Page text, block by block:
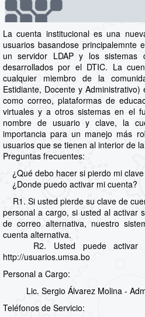
La cuenta institucional es una
usuarios basandose principalemnte
un servidor LDAP y los sistemas
desarrollados por el DTIC. La
cualquier miembro de la
Estidiante, Docente y
como correo, plataformas de
virtuales y a otros sistemas en el
nombre de usuario y clave, la
importancia para un manejo más
usuarios que se tienen al interior de
Preguntas frecuentes:
¿Qué debo hacer si pierdo mi
¿Donde puedo activar mi cuenta?
R1. Si usted pierde su clave de
personal a cargo, si usted al activar
de correo alternativa, nuestro
cuenta alternativa.
R2. Usted puede activar
http://usuarios.umsa.bo
Personal a Cargo:
Lic. Sergio Álvarez Molina -
Teléfonos de Servicio: